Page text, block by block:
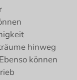
hinweg
können